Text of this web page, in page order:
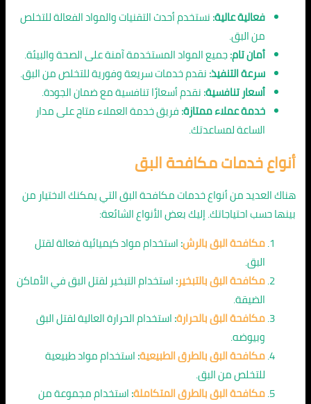
فعالية عالية:نستخدم أحدث التقنيات والمواد الفعالة للتخلص
من البق.
أمان تام:جميع المواد المستخدمة آمنة على الصحة والبيئة.
سرعة التنفيذ:نقدم خدمات سريعة وفورية للتخلص من البق.
أسعار تنافسية:نقدم أسعارًا تنافسية مع ضمان الجودة.
خدمة عملاء ممتازة:فريق خدمة العملاء متاح على مدار
الساعة لمساعدتك.
أنواع خدمات مكافحة البق
هناك العديد من أنواع خدمات مكافحة البق التي يمكنك الاختيار من
بينها حسب احتياجاتك. إليك بعض الأنواع الشائعة:
مكافحة البق بالرش:استخدام مواد كيميائية فعالة لقتل
البق.
مكافحة البق بالتبخير:استخدام التبخير لقتل البق في الأماكن
الضيقة.
مكافحة البق بالحرارة:استخدام الحرارة العالية لقتل البق
وبيوضه.
مكافحة البق بالطرق الطبيعية:استخدام مواد طبيعية
للتخلص من البق.
مكافحة البق بالطرق المتكاملة:استخدام مجموعة من